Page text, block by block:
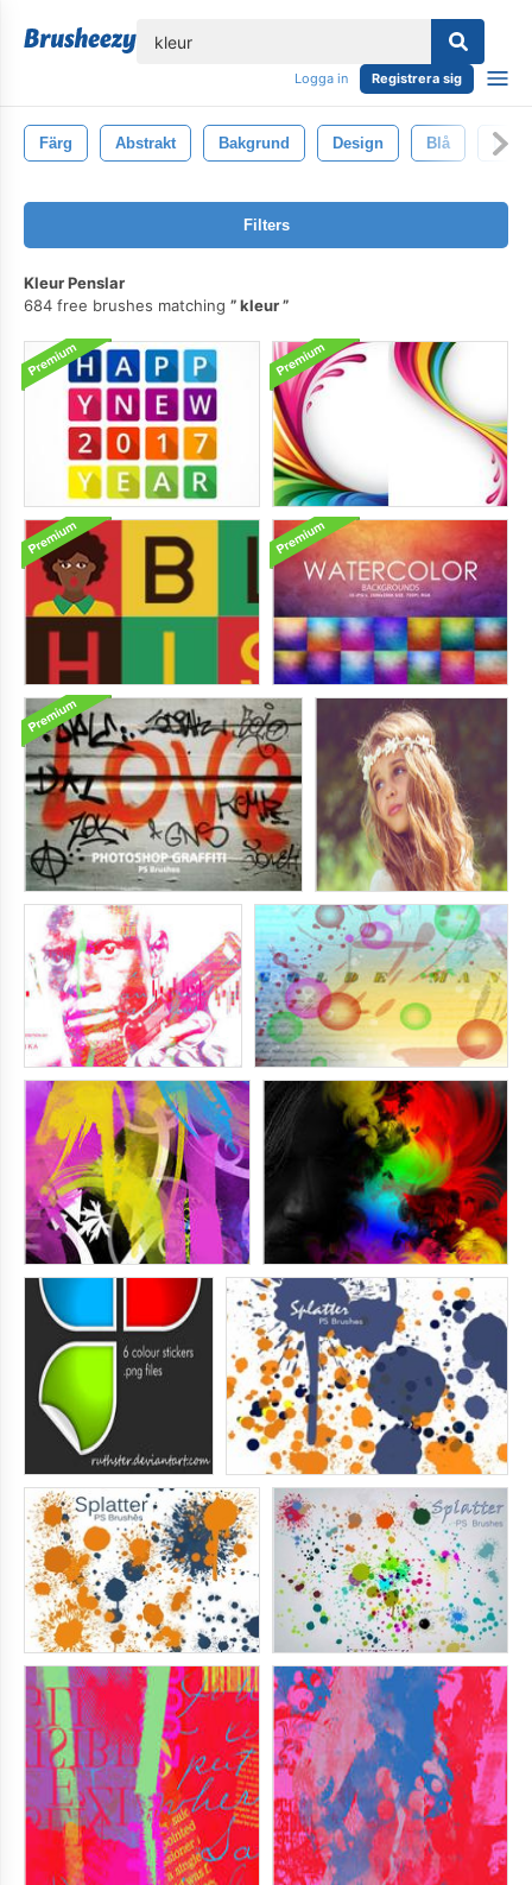
Logga in Registrera sig
Färg Abstrakt Bakgrund Design Blå Ljus
Filters
Kleur Penslar
684 free brushes matching
kleur